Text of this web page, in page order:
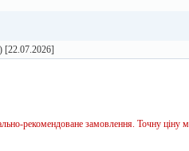
[22.07.2026]
рекомендоване замовлення. Точну ціну